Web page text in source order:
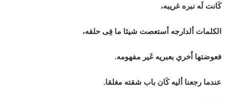
كَانت لَه نبره غريبه،
الكلمات ألدارجه أستعصت شيئا ما فِى حلقه،
فعوضتها اُخري بعبريه غَير مفهومه.
عندما رجعنا أليه كَان باب شقته مغلقا.